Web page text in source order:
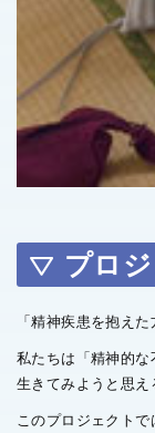
プロ
「精神疾患を抱え
私たちは「精神的
生きてみようと思え
このプロジェクト